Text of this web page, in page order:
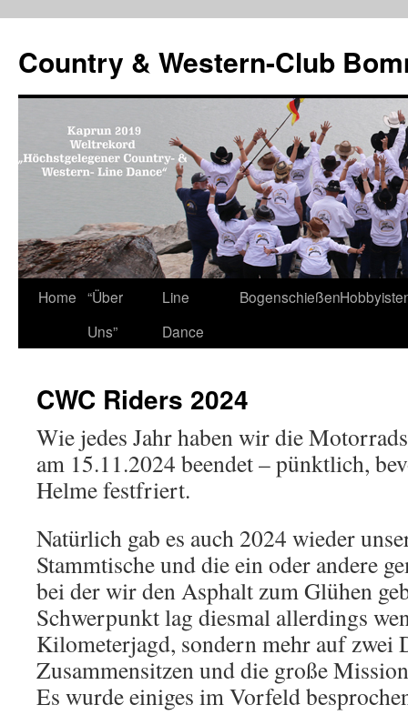
Country & Western-Club
Skip
Home “Über
Uns”
Line
Dance
Bogenschießen
CWC Riders 2024
Wie jedes Jahr haben wir die
am 15.11.2024 beendet – pünktlich,
Helme festfriert.
Natürlich gab es auch 2024 wieder
Stammtische und die ein oder andere
bei der wir den Asphalt zum Glühen
Schwerpunkt lag diesmal allerdings
Kilometerjagd, sondern mehr auf zwei
Zusammensitzen und die große
Es wurde einiges im Vorfeld